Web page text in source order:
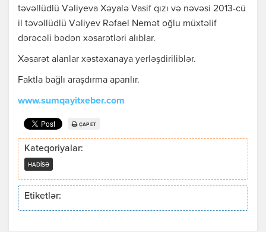
təvəllüdlü Vəliyeva Xəyalə Vasif qızı və nəvəsi 2013-cü
il təvəllüdlü Vəliyev Rəfael Nemət oğlu müxtəlif
dərəcəli bədən xəsarətləri alıblar.
Xəsarət alanlar xəstəxanaya yerləşdiriliblər.
Faktla bağlı araşdırma aparılır.
www.sumqayitxeber.com
ÇAP ET
Kateqoriyalar:
HADISƏ
Etiketlər: